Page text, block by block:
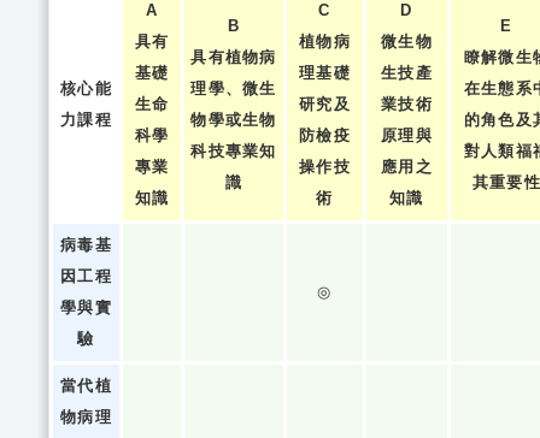
核心能
力課程
A
具有
基礎
生命
科學
專業
知識
B
具有植物病
理學、微生
物學或生物
科技專業知
識
C
植物病
理基礎
研究及
防檢疫
操作技
術
D
微生物
生技產
業技術
原理與
應用之
知識
E
瞭解微生
在生態系
的角色及
對人類福
其重要
病毒基
因工程
學與實
驗
◎
當代植
物病理